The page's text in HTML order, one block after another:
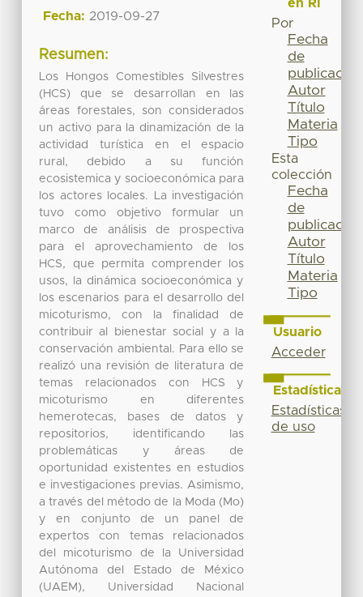
Fecha: 2019-09-27
Resumen:
Los Hongos Comestibles Silvestres
(HCS) que se desarrollan en las
áreas forestales, son considerados
un activo para la dinamización de la
actividad turística en el espacio
rural, debido a su función
ecosistemica y socioeconómica para
los actores locales. La investigación
tuvo como objetivo formular un
marco de análisis de prospectiva
para el aprovechamiento de los
HCS, que permita comprender los
usos, la dinámica socioeconómica y
los escenarios para el desarrollo del
micoturismo, con la finalidad de
contribuir al bienestar social y a la
conservación ambiental. Para ello se
realizó una revisión de literatura de
temas relacionados con HCS y
micoturismo en diferentes
hemerotecas, bases de datos y
repositorios, identificando las
problemáticas y áreas de
oportunidad existentes en estudios
e investigaciones previas. Asimismo,
a través del método de la Moda (Mo)
y en conjunto de un panel de
expertos con temas relacionados
del micoturismo de la Universidad
Autónoma del Estado de México
(UAEM), Universidad Nacional
en RI
Por
Fecha
de
publicación
Autor
Título
Materia
Tipo
Esta
colección
Fecha
de
publicación
Autor
Título
Materia
Tipo
Usuario
Acceder
Estadísticas
Estadísticas
de uso